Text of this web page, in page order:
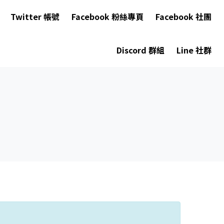
Twitter 帳號 Facebook 粉絲專頁 Facebook 社團
Discord 群組 Line 社群